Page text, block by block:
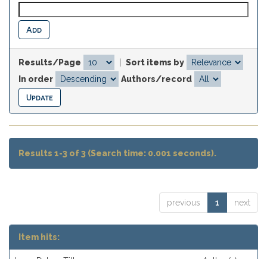
Results/Page
Sort items by
In order
Authors/record
Results 1-3 of 3 (Search time: 0.001 seconds).
previous 1 next
Item hits: